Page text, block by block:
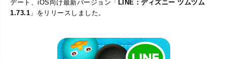
デート、iOS向け最新バージョン「LINE：ディズニー ツムツム
1.73.1 」をリリースしました。